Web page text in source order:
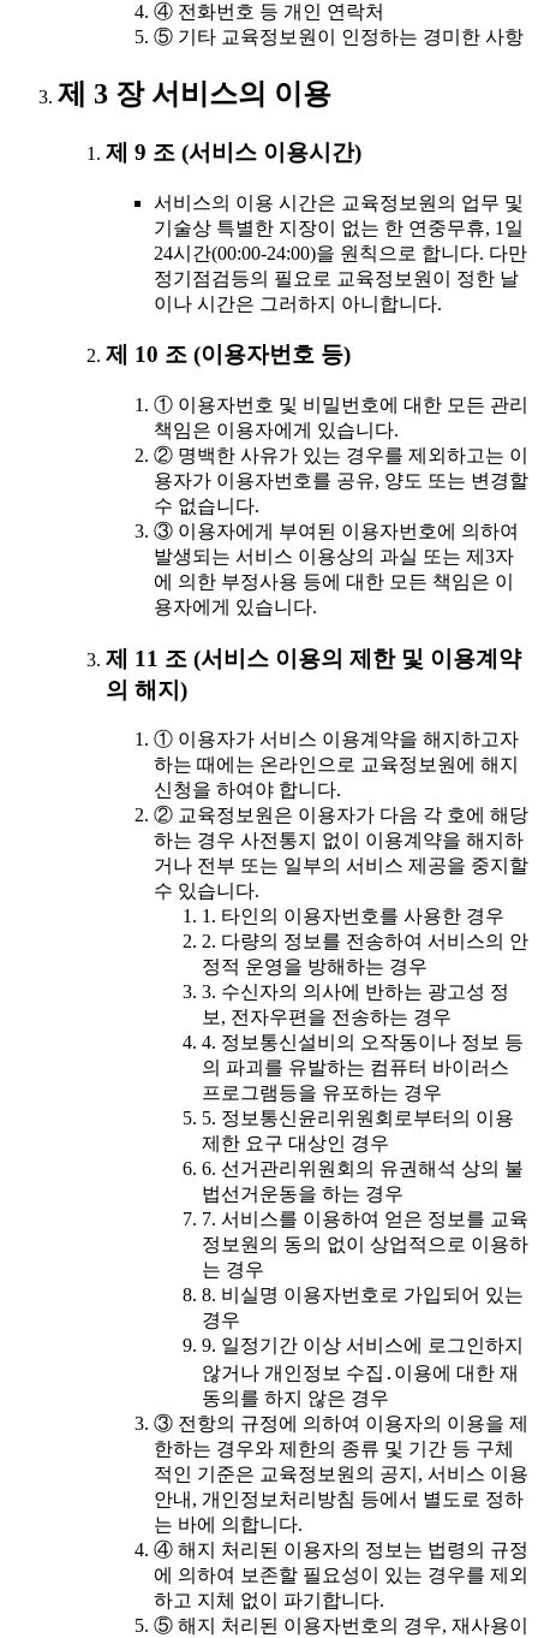
④ 전화번호 등 개인 연락처
⑤ 기타 교육정보원이 인정하는 경미한 사항
제 3 장 서비스의 이용
제 9 조 (서비스 이용시간)
서비스의 이용 시간은 교육정보원의 업무 및
기술상 특별한 지장이 없는 한 연중무휴, 1일
24시간(00:00-24:00)을 원칙으로 합니다. 다만
정기점검등의 필요로 교육정보원이 정한 날
이나 시간은 그러하지 아니합니다.
제 10 조 (이용자번호 등)
① 이용자번호 및 비밀번호에 대한 모든 관리
책임은 이용자에게 있습니다.
② 명백한 사유가 있는 경우를 제외하고는 이
용자가 이용자번호를 공유, 양도 또는 변경할
수 없습니다.
③ 이용자에게 부여된 이용자번호에 의하여
발생되는 서비스 이용상의 과실 또는 제3자
에 의한 부정사용 등에 대한 모든 책임은 이
용자에게 있습니다.
제 11 조 (서비스 이용의 제한 및 이용계약
의 해지)
① 이용자가 서비스 이용계약을 해지하고자
하는 때에는 온라인으로 교육정보원에 해지
신청을 하여야 합니다.
② 교육정보원은 이용자가 다음 각 호에 해당
하는 경우 사전통지 없이 이용계약을 해지하
거나 전부 또는 일부의 서비스 제공을 중지할
수 있습니다.
1. 타인의 이용자번호를 사용한 경우
2. 다량의 정보를 전송하여 서비스의 안
정적 운영을 방해하는 경우
3. 수신자의 의사에 반하는 광고성 정
보, 전자우편을 전송하는 경우
4. 정보통신설비의 오작동이나 정보 등
의 파괴를 유발하는 컴퓨터 바이러스
프로그램등을 유포하는 경우
5. 정보통신윤리위원회로부터의 이용
제한 요구 대상인 경우
6. 선거관리위원회의 유권해석 상의 불
법선거운동을 하는 경우
7. 서비스를 이용하여 얻은 정보를 교육
정보원의 동의 없이 상업적으로 이용하
는 경우
8. 비실명 이용자번호로 가입되어 있는
경우
9. 일정기간 이상 서비스에 로그인하지
않거나 개인정보 수집․이용에 대한 재
동의를 하지 않은 경우
③ 전항의 규정에 의하여 이용자의 이용을 제
한하는 경우와 제한의 종류 및 기간 등 구체
적인 기준은 교육정보원의 공지, 서비스 이용
안내, 개인정보처리방침 등에서 별도로 정하
는 바에 의합니다.
④ 해지 처리된 이용자의 정보는 법령의 규정
에 의하여 보존할 필요성이 있는 경우를 제외
하고 지체 없이 파기합니다.
⑤ 해지 처리된 이용자번호의 경우, 재사용이